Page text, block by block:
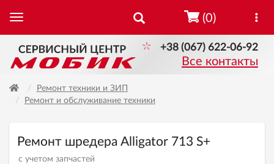
+38 (067) 622-06-92
Все контакты
(0)
Ремонт техники и ЗИП
Ремонт и обслуживание техники
Ремонт шредера Alligator 713 S+
с учетом запчастей